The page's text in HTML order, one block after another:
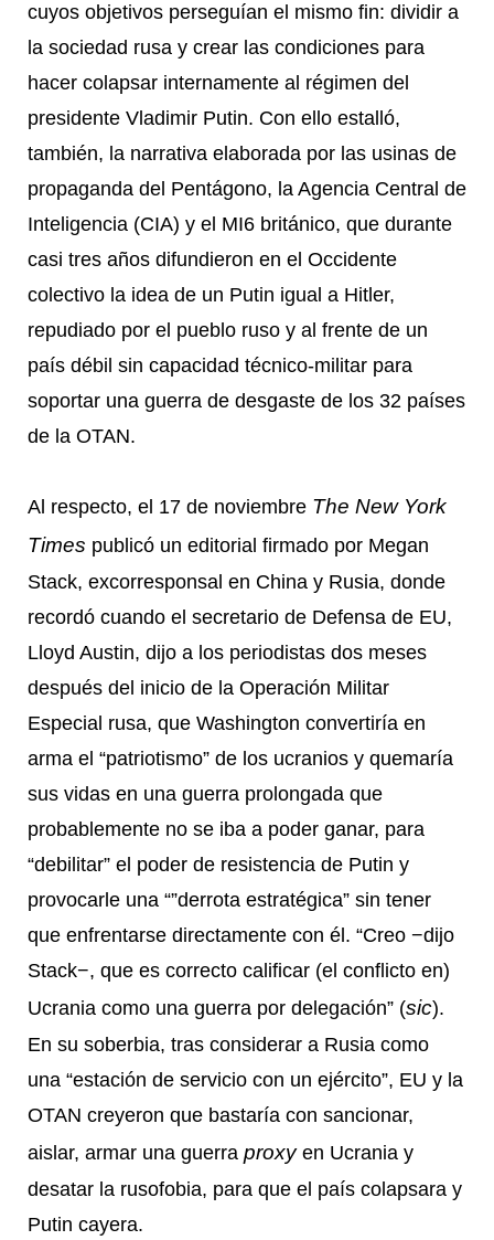
cuyos objetivos perseguían el mismo fin: dividir a
la sociedad rusa y crear las condiciones para
hacer colapsar internamente al régimen del
presidente Vladimir Putin. Con ello estalló,
también, la narrativa elaborada por las usinas de
propaganda del Pentágono, la Agencia Central de
Inteligencia (CIA) y el MI6 británico, que durante
casi tres años difundieron en el Occidente
colectivo la idea de un Putin igual a Hitler,
repudiado por el pueblo ruso y al frente de un
país débil sin capacidad técnico-militar para
soportar una guerra de desgaste de los 32 países
de la OTAN.
Al respecto, el 17 de noviembre The New York
Times publicó un editorial firmado por Megan
Stack, excorresponsal en China y Rusia, donde
recordó cuando el secretario de Defensa de EU,
Lloyd Austin, dijo a los periodistas dos meses
después del inicio de la Operación Militar
Especial rusa, que Washington convertiría en
arma el “patriotismo” de los ucranios y quemaría
sus vidas en una guerra prolongada que
probablemente no se iba a poder ganar, para
“debilitar” el poder de resistencia de Putin y
provocarle una “”derrota estratégica” sin tener
que enfrentarse directamente con él. “Creo −dijo
Stack−, que es correcto calificar (el conflicto en)
Ucrania como una guerra por delegación” (sic).
En su soberbia, tras considerar a Rusia como
una “estación de servicio con un ejército”, EU y la
OTAN creyeron que bastaría con sancionar,
aislar, armar una guerra proxyen Ucrania y
desatar la rusofobia, para que el país colapsara y
Putin cayera.